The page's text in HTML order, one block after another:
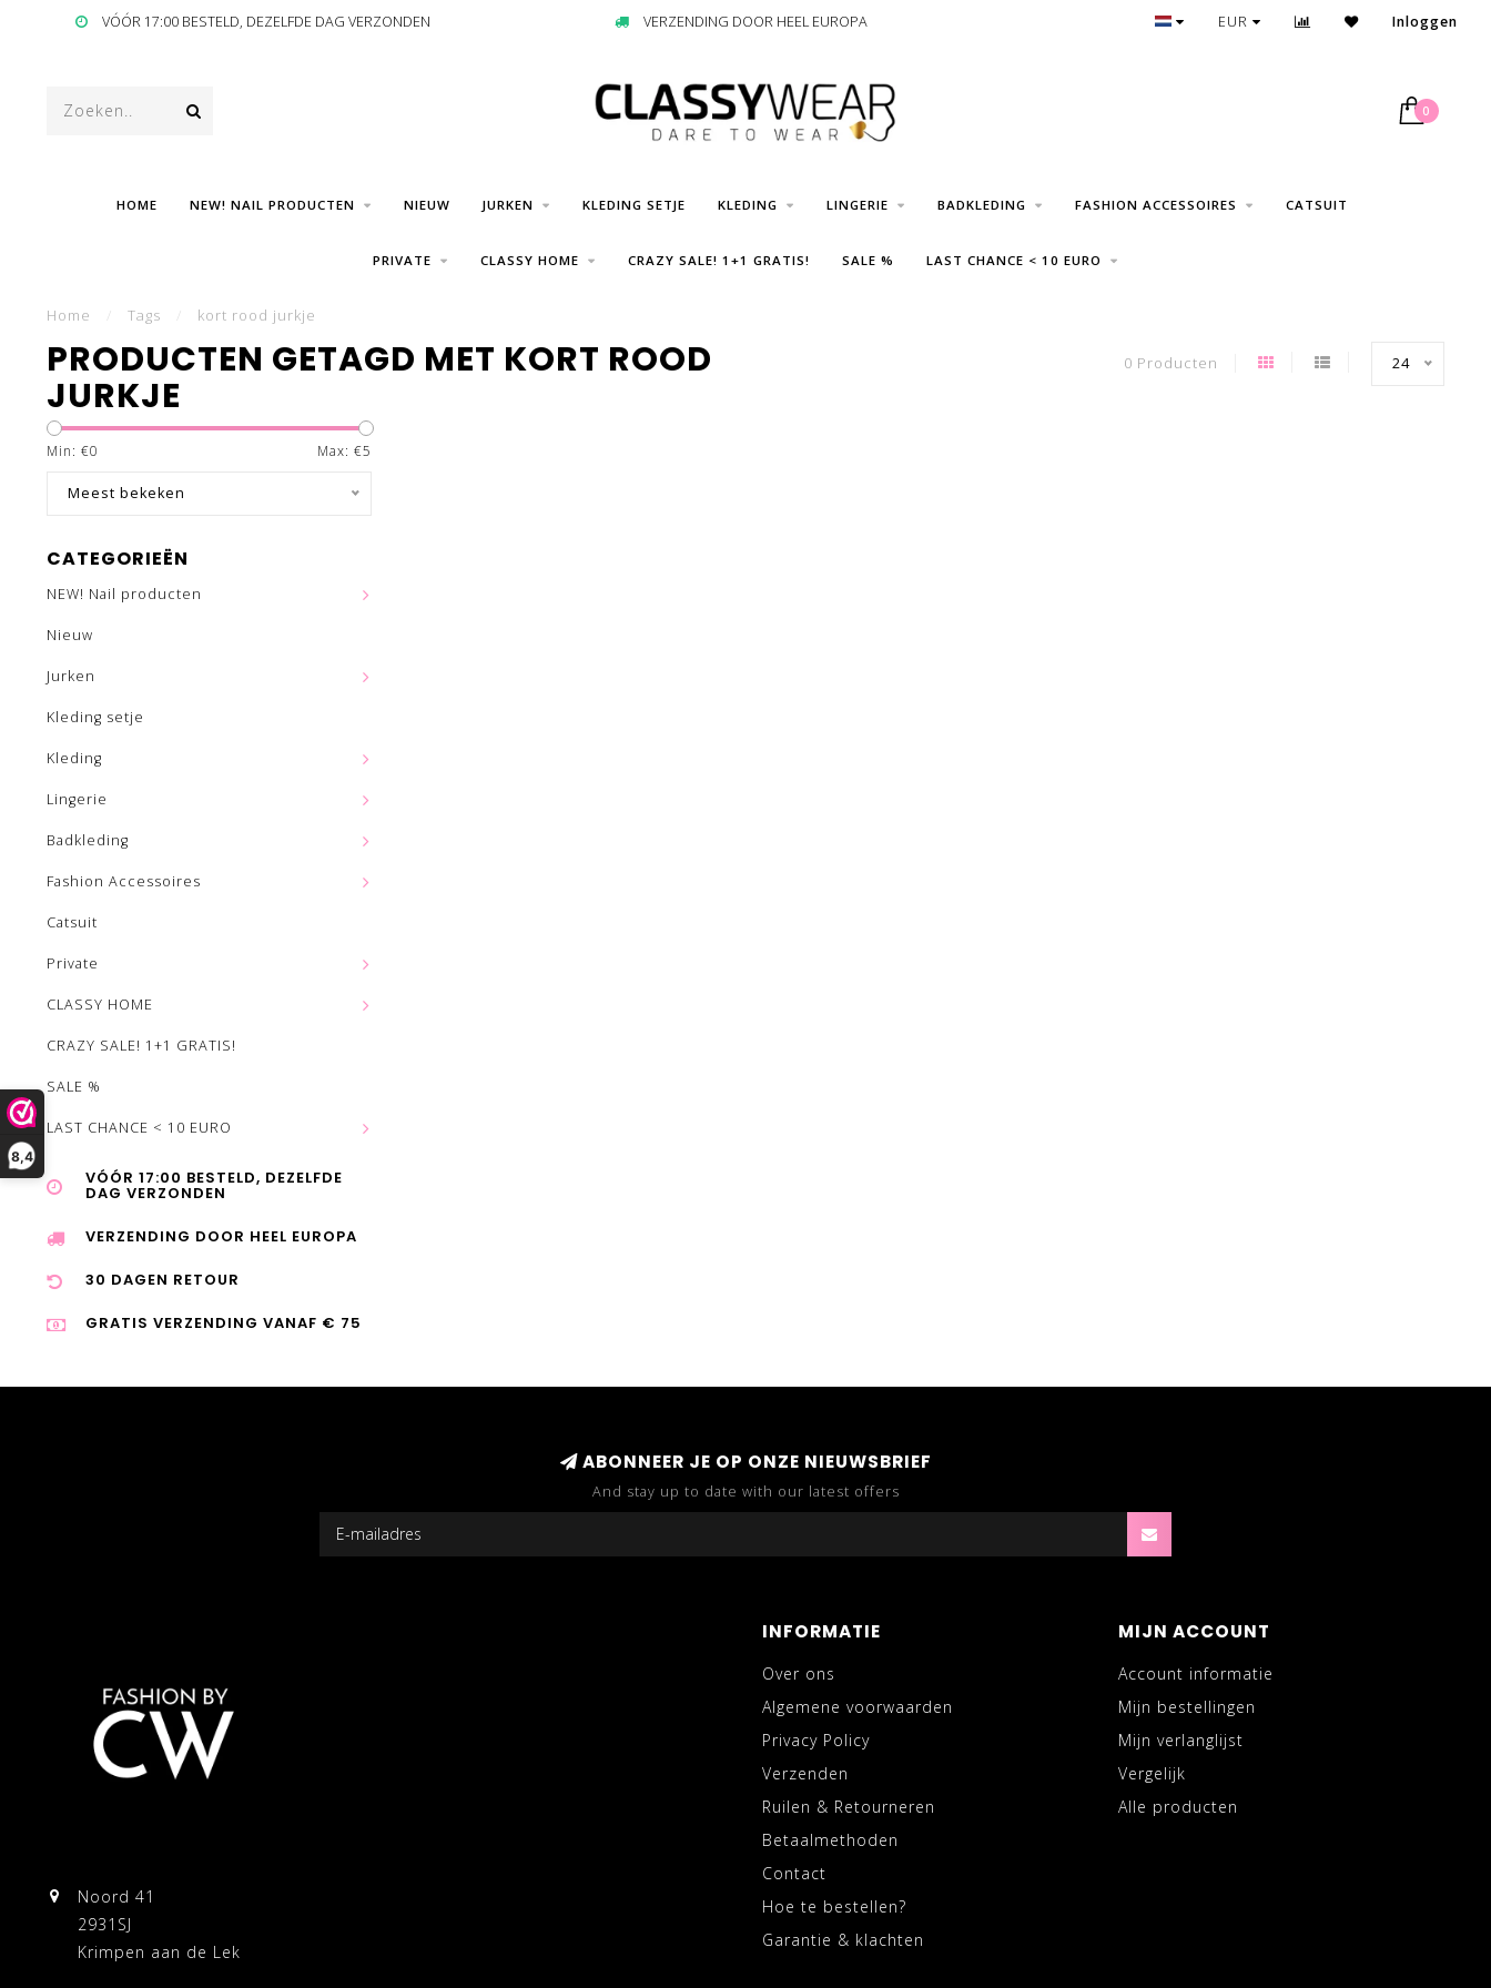
8,4
VÓÓR 17:00 BESTELD, DEZELFDE DAG VERZONDEN VERZENDING DOOR HEEL EUROPA 30 DAGEN RETOUR
EUR Inloggen
0
HOME NEW! NAIL PRODUCTEN NIEUW JURKEN KLEDING SETJE KLEDING LINGERIE BADKLEDING FASHION ACCESSOIRES CATSUIT
PRIVATE CLASSY HOME CRAZY SALE! 1+1 GRATIS! SALE % LAST CHANCE < 10 EURO
Home Tags kort rood jurkje
PRODUCTEN GETAGD MET KORT ROOD
JURKJE
0 Producten 24
Min: €0 Max: €5
Meest bekeken
CATEGORIEËN
NEW! Nail producten
Nieuw
Jurken
Kleding setje
Kleding
Lingerie
Badkleding
Fashion Accessoires
Catsuit
Private
CLASSY HOME
CRAZY SALE! 1+1 GRATIS!
SALE %
LAST CHANCE < 10 EURO
VÓÓR 17:00 BESTELD, DEZELFDE
DAG VERZONDEN
VERZENDING DOOR HEEL EUROPA
30 DAGEN RETOUR
GRATIS VERZENDING VANAF € 75
ABONNEER JE OP ONZE NIEUWSBRIEF
And stay up to date with our latest offers
Noord 41
2931SJ
Krimpen aan de Lek
INFORMATIE
Over ons
Algemene voorwaarden
Privacy Policy
Verzenden
Ruilen & Retourneren
Betaalmethoden
Contact
Hoe te bestellen?
Garantie & klachten
MIJN ACCOUNT
Account informatie
Mijn bestellingen
Mijn verlanglijst
Vergelijk
Alle producten